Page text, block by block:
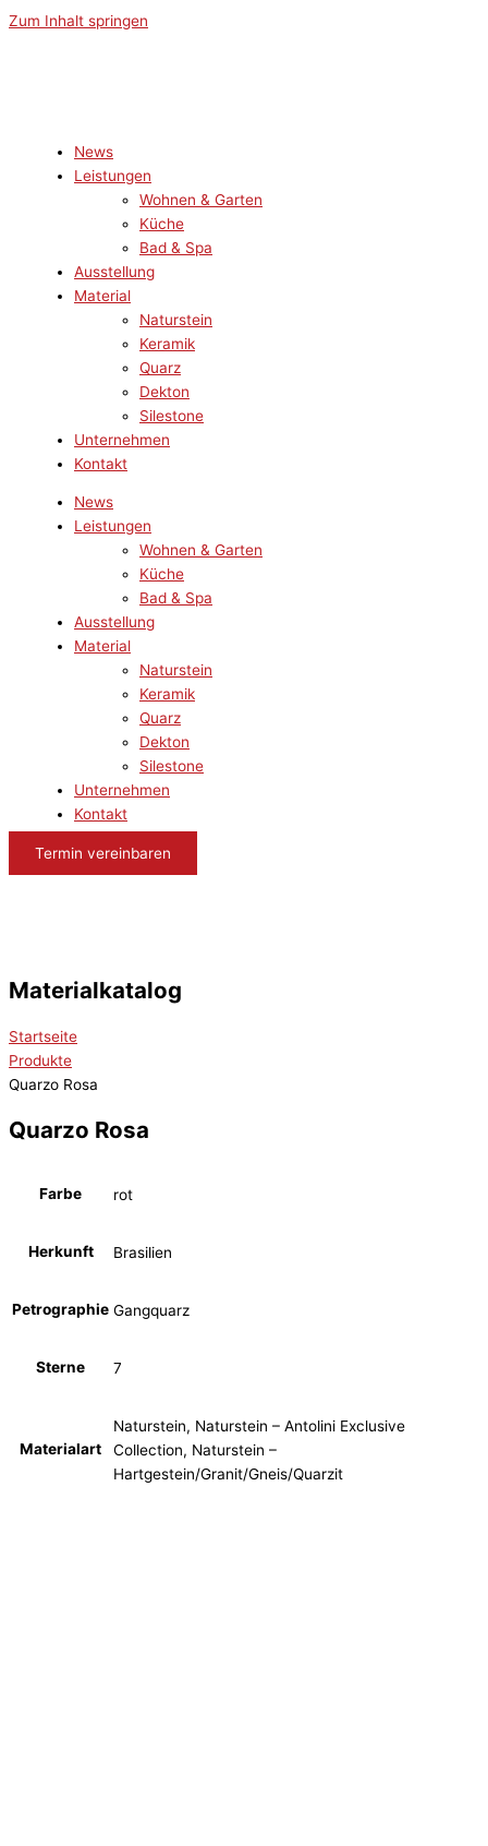
Zum Inhalt springen
News
Leistungen
Wohnen & Garten
Küche
Bad & Spa
Ausstellung
Material
Naturstein
Keramik
Quarz
Dekton
Silestone
Unternehmen
Kontakt
News
Leistungen
Wohnen & Garten
Küche
Bad & Spa
Ausstellung
Material
Naturstein
Keramik
Quarz
Dekton
Silestone
Unternehmen
Kontakt
Termin vereinbaren
Materialkatalog
Startseite
Produkte
Quarzo Rosa
Quarzo Rosa
Farbe rot
Herkunft Brasilien
Petrographie Gangquarz
Sterne 7
Materialart
Naturstein, Naturstein – Antolini Exclusive
Collection, Naturstein –
Hartgestein/Granit/Gneis/Quarzit